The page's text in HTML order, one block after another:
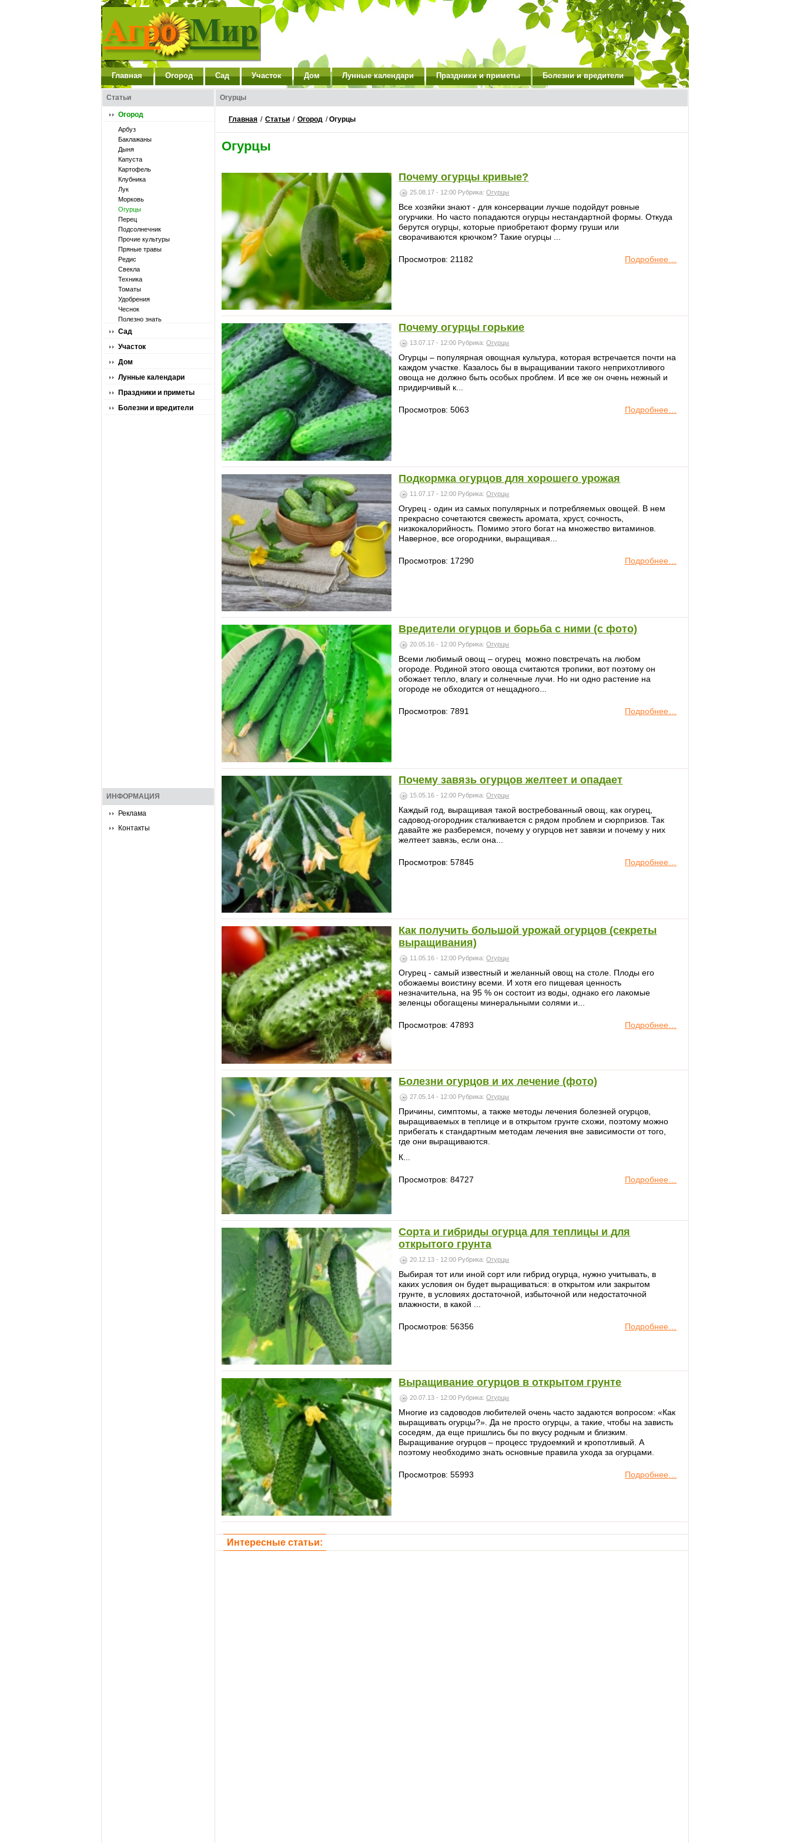
Главная Огород Сад Участок Дом Лунные календари Праздники и приметы Болезни и вредители
Статьи
Огород
Арбуз
Баклажаны
Дыня
Капуста
Картофель
Клубника
Лук
Морковь
Огурцы
Перец
Подсолнечник
Прочие культуры
Пряные травы
Редис
Свекла
Техника
Томаты
Удобрения
Чеснок
Полезно знать
Сад
Участок
Дом
Лунные календари
Праздники и приметы
Болезни и вредители
ИНФОРМАЦИЯ
Реклама
Контакты
Огурцы
Главная / Статьи / Огород /Огурцы
Огурцы
Почему огурцы кривые?
25.08.17 - 12:00 Рубрика:Огурцы
Все хозяйки знают - для консервации лучше подойдут ровные
огурчики. Но часто попадаются огурцы нестандартной формы. Откуда
берутся огурцы, которые приобретают форму груши или
сворачиваются крючком? Такие огурцы ...
Подробнее…
Просмотров: 21182
Почему огурцы горькие
13.07.17 - 12:00 Рубрика:Огурцы
Огурцы – популярная овощная культура, которая встречается почти на
каждом участке. Казалось бы в выращивании такого неприхотливого
овоща не должно быть особых проблем. И все же он очень нежный и
придирчивый к...
Подробнее…
Просмотров: 5063
Подкормка огурцов для хорошего урожая
11.07.17 - 12:00 Рубрика:Огурцы
Огурец - один из самых популярных и потребляемых овощей. В нем
прекрасно сочетаются свежесть аромата, хруст, сочность,
низкокалорийность. Помимо этого богат на множество витаминов.
Наверное, все огородники, выращивая...
Подробнее…
Просмотров: 17290
Вредители огурцов и борьба с ними (с фото)
20.05.16 - 12:00 Рубрика:Огурцы
Всеми любимый овощ – огурец можно повстречать на любом
огороде. Родиной этого овоща считаются тропики, вот поэтому он
обожает тепло, влагу и солнечные лучи. Но ни одно растение на
огороде не обходится от нещадного...
Подробнее…
Просмотров: 7891
Почему завязь огурцов желтеет и опадает
15.05.16 - 12:00 Рубрика:Огурцы
Каждый год, выращивая такой востребованный овощ, как огурец,
садовод-огородник сталкивается с рядом проблем и сюрпризов. Так
давайте же разберемся, почему у огурцов нет завязи и почему у них
желтеет завязь, если она...
Подробнее…
Просмотров: 57845
Как получить большой урожай огурцов (секреты
выращивания)
11.05.16 - 12:00 Рубрика:Огурцы
Огурец - самый известный и желанный овощ на столе. Плоды его
обожаемы воистину всеми. И хотя его пищевая ценность
незначительна, на 95 % он состоит из воды, однако его лакомые
зеленцы обогащены минеральными солями и...
Подробнее…
Просмотров: 47893
Болезни огурцов и их лечение (фото)
27.05.14 - 12:00 Рубрика:Огурцы
Причины, симптомы, а также методы лечения болезней огурцов,
выращиваемых в теплице и в открытом грунте схожи, поэтому можно
прибегать к стандартным методам лечения вне зависимости от того,
где они выращиваются.
К...
Подробнее…
Просмотров: 84727
Сорта и гибриды огурца для теплицы и для
открытого грунта
20.12.13 - 12:00 Рубрика:Огурцы
Выбирая тот или иной сорт или гибрид огурца, нужно учитывать, в
каких условия он будет выращиваться: в открытом или закрытом
грунте, в условиях достаточной, избыточной или недостаточной
влажности, в какой ...
Подробнее…
Просмотров: 56356
Выращивание огурцов в открытом грунте
20.07.13 - 12:00 Рубрика:Огурцы
Многие из садоводов любителей очень часто задаются вопросом: «Как
выращивать огурцы?». Да не просто огурцы, а такие, чтобы на зависть
соседям, да еще пришлись бы по вкусу родным и близким.
Выращивание огурцов – процесс трудоемкий и кропотливый. А
поэтому необходимо знать основные правила ухода за огурцами.
Подробнее…
Просмотров: 55993
Интересные статьи: